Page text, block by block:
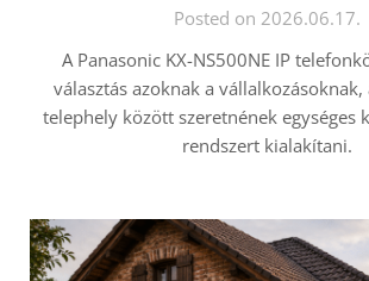
Posted on 2026.06.17.
A Panasonic KX-NS500NE IP
választás azoknak a
telephely között szeretnének egységes
rendszert kialakítani.